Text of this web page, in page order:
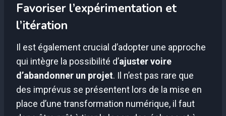
Favoriser l’expérimentation et
l’itération
Il est également crucial d’adopter une approche
qui intègre la possibilité d’ajuster voire
d’abandonner un projet. Il n’est pas rare que
des imprévus se présentent lors de la mise en
place d’une transformation numérique, il faut